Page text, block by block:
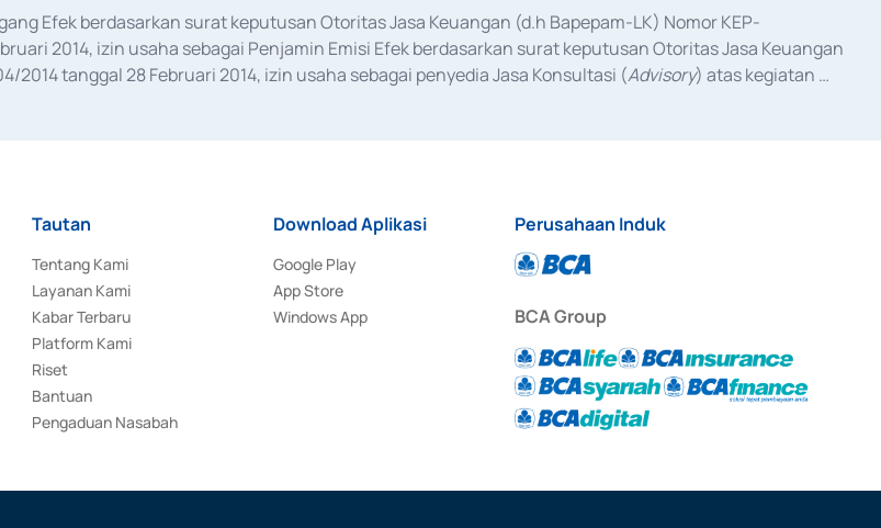
Efek berdasarkan surat keputusan Otoritas Jasa Keuangan (d.h Bapepam-LK) Nomor KEP-
2014, izin usaha sebagai Penjamin Emisi Efek berdasarkan surat keputusan Otoritas Jasa Keuangan
2014 tanggal 28 Februari 2014, izin usaha sebagai penyedia Jasa Konsultasi (Advisory) atas kegiatan
Tautan
Tentang Kami
Layanan Kami
Kabar Terbaru
Platform Kami
Riset
Bantuan
Pengaduan Nasabah
Download Aplikasi
Google Play
App Store
Windows App
Perusahaan Induk
BCA Group